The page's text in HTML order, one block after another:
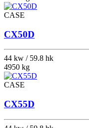
CASE
CX50D
44 kw / 59.8 hk
4950 kg
CASE
CX55D